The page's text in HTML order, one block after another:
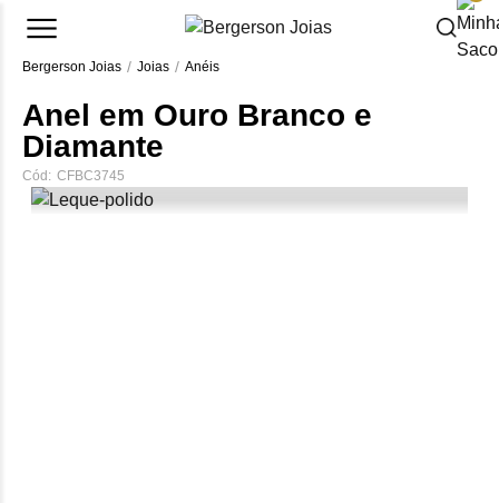
Bergerson Joias Joias Anéis
Anel em Ouro Branco e
Diamante
Cód: CFBC3745